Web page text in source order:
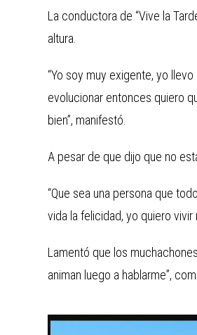
La conductora de “Vive la
altura.
“Yo soy muy exigente, yo
evolucionar entonces quiero
bien”, manifestó.
A pesar de que dijo que no
“Que sea una persona que
vida la felicidad, yo quiero vivir
Lamentó que los
animan luego a hablarme”,